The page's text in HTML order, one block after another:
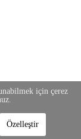
için çerez
Özelleştir